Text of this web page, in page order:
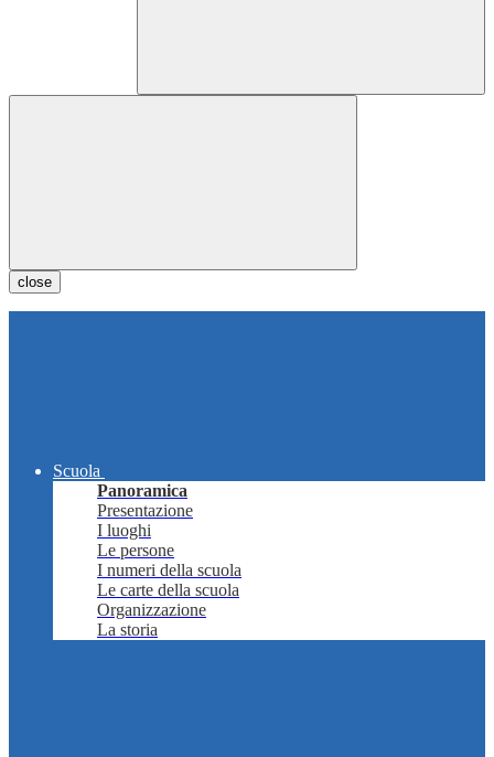
close
Scuola
Panoramica
Presentazione
I luoghi
Le persone
I numeri della scuola
Le carte della scuola
Organizzazione
La storia